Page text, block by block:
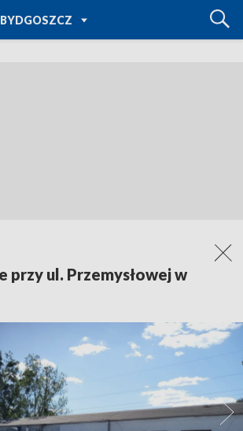
BYDGOSZCZ
TVP REGIONY
przy ul. Przemysłowej w